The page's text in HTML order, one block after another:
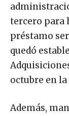
tercero para
préstamo
quedó
octubre en la
Además,